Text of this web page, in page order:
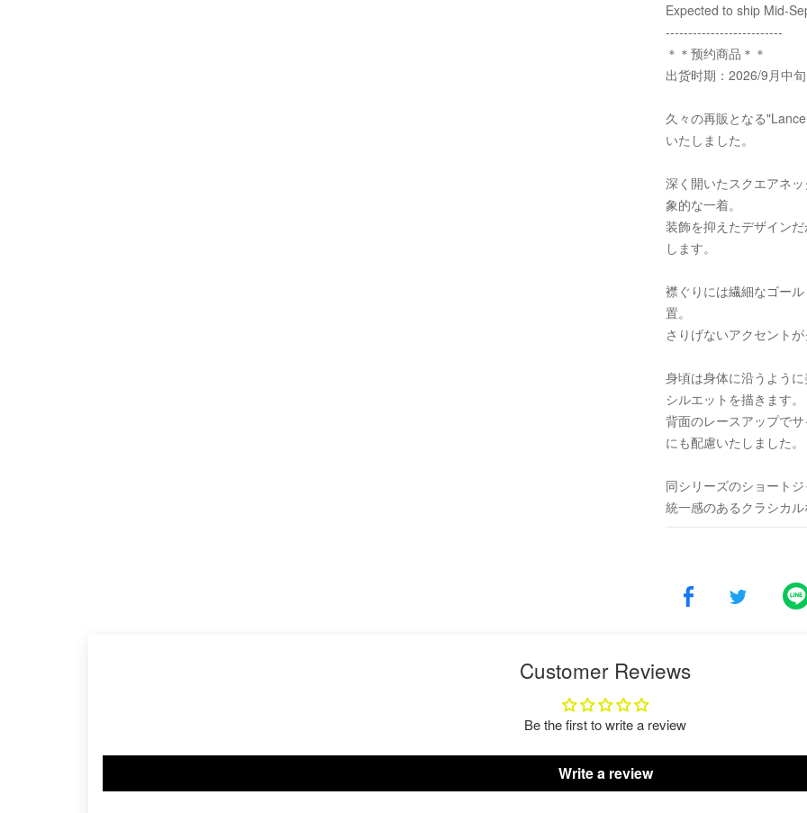
Expected to ship Mid-
--------------------------
＊＊预约商品＊＊
出货时期：2026/9月中
久々の再販となる
いたしました。
深く開いたスクエアネ
象的な一着。
装飾を抑えたデザイン
します。
襟ぐりには繊細なゴー
置。
さりげないアクセント
身頃は身体に沿うよう
シルエットを描きます。
背面のレースアップで
にも配慮いたしました。
同シリーズのショート
統一感のあるクラシカル
Customer Reviews
Be the first to write a review
Write a review